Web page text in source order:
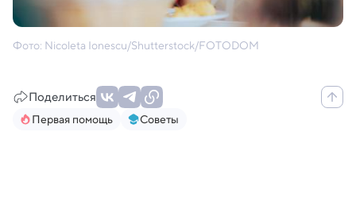
Фото: Nicoleta Ionescu/Shutterstock/FOTODOM
Поделиться
Первая помощь Советы